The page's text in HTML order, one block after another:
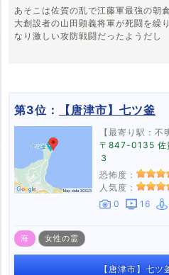
あそこは佐賀の乱で江藤軍最強の朝
大創設者の山田顕義将軍が死闘を繰
なり激しい攻防戦闘だったようだし
第3位： 【唐津市】七ツ釜
【最寄り駅：不
〒847-0135 佐
３
恐怖度：
人気度：
0
16
海 女性の霊
【唐津市】七ツ